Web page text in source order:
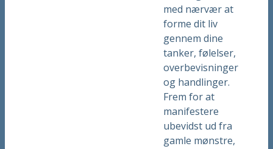
med nærvær at
forme dit liv
gennem dine
tanker, følelser,
overbevisninger
og handlinger.
Frem for at
manifestere
ubevidst ud fra
gamle mønstre,